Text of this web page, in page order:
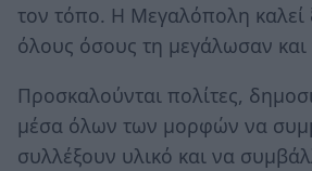
τον τόπο. Η Μεγαλόπολη καλεί
όλους όσους τη μεγάλωσαν
Προσκαλούνται πολίτες,
μέσα όλων των μορφών να
συλλέξουν υλικό και να